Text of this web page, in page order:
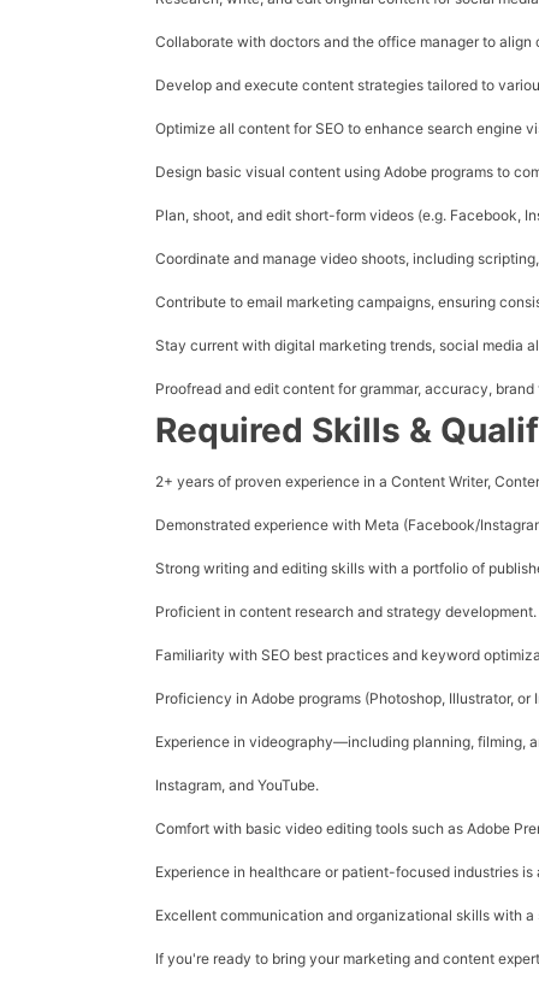
Collaborate with doctors and the office manager to
Develop and execute content strategies tailored to
Optimize all content for SEO to enhance search engine
Design basic visual content using Adobe programs to
Plan, shoot, and edit short-form videos (e.g. Facebook,
Coordinate and manage video shoots, including
Contribute to email marketing campaigns, ensuring
Stay current with digital marketing trends, social media
Proofread and edit content for grammar, accuracy,
Required Skills &
2+ years of proven experience in a Content Writer,
Demonstrated experience with Meta (Facebook/
Strong writing and editing skills with a portfolio of
Proficient in content research and strategy development.
Familiarity with SEO best practices and keyword
Proficiency in Adobe programs (Photoshop, Illustrator, or
Experience in videography—including planning, filming,
Instagram, and YouTube.
Comfort with basic video editing tools such as Adobe
Experience in healthcare or patient-focused industries is
Excellent communication and organizational skills with
If you're ready to bring your marketing and content